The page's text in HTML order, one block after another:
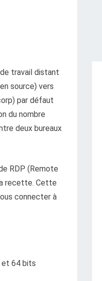
travail distant
source) vers
par défaut
du nombre
deux bureaux
RDP (Remote
recette. Cette
connecter à
et 64 bits